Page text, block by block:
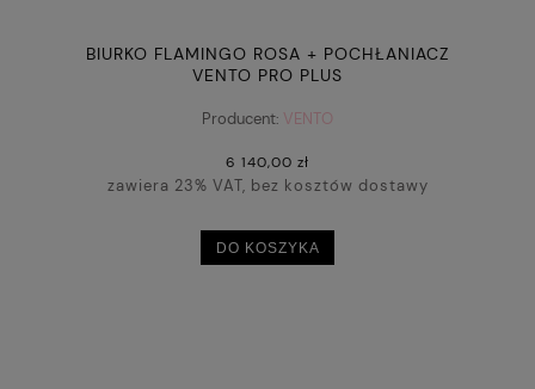
BIURKO FLAMINGO ROSA + POCHŁANIACZ
VENTO PRO PLUS
Producent: VENTO
6 140,00 zł
zawiera 23% VAT, bez kosztów dostawy
DO KOSZYKA